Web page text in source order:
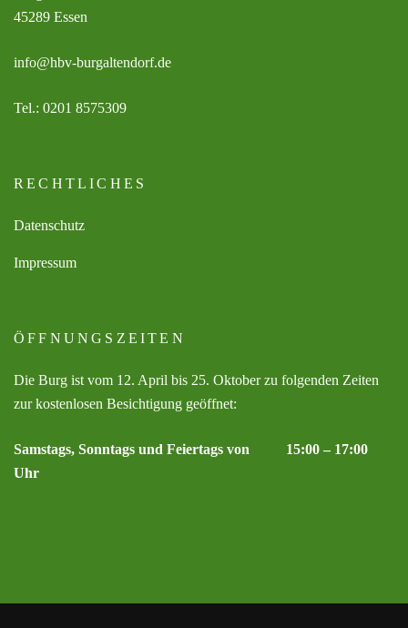
45289 Essen
info@hbv-burgaltendorf.de
Tel.: 0201 8575309
RECHTLICHES
Datenschutz
Impressum
ÖFFNUNGSZEITEN
Die Burg ist vom 12. April bis 25. Oktober zu folgenden Zeiten
zur kostenlosen Besichtigung geöffnet:
Samstags, Sonntags und Feiertags von 15:00 – 17:00
Uhr